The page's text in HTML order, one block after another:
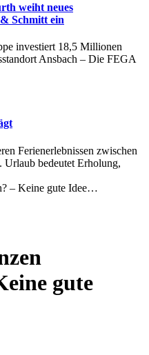
weiht neues
Schmitt ein
investiert 18,5 Millionen
Ansbach – Die FEGA
Ferienerlebnissen zwischen
bedeutet Erholung,
gute